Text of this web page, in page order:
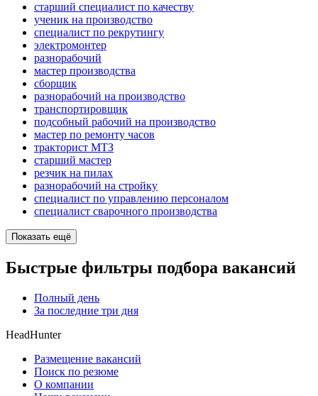
старший специалист по качеству
ученик на производство
специалист по рекрутингу
электромонтер
разнорабочий
мастер производства
сборщик
разнорабочий на производство
транспортировщик
подсобный рабочий на производство
мастер по ремонту часов
тракторист МТЗ
старший мастер
резчик на пилах
разнорабочий на стройку
специалист по управлению персоналом
специалист сварочного производства
Показать ещё
Быстрые фильтры подбора вакансий
Полный день
За последние три дня
HeadHunter
Размещение вакансий
Поиск по резюме
О компании